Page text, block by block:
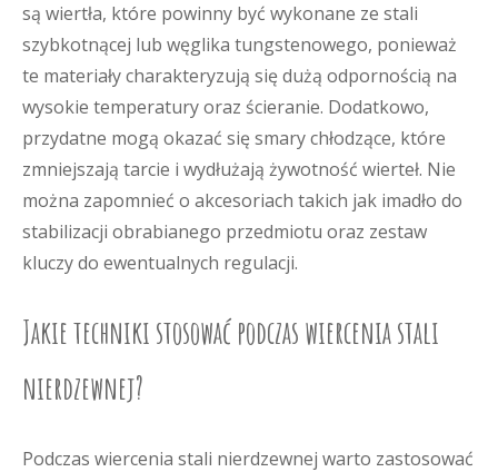
są wiertła, które powinny być wykonane ze stali
szybkotnącej lub węglika tungstenowego, ponieważ
te materiały charakteryzują się dużą odpornością na
wysokie temperatury oraz ścieranie. Dodatkowo,
przydatne mogą okazać się smary chłodzące, które
zmniejszają tarcie i wydłużają żywotność wierteł. Nie
można zapomnieć o akcesoriach takich jak imadło do
stabilizacji obrabianego przedmiotu oraz zestaw
kluczy do ewentualnych regulacji.
Jakie techniki stosować podczas wiercenia stali
nierdzewnej?
Podczas wiercenia stali nierdzewnej warto zastosować